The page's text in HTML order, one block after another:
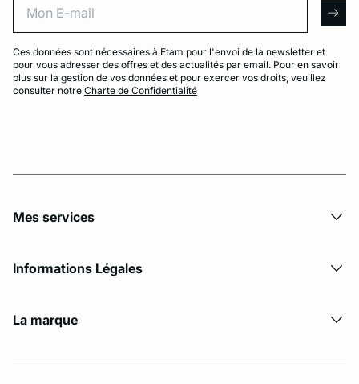
Ces données sont nécessaires à Etam pour l'envoi de la newsletter et
pour vous adresser des offres et des actualités par email. Pour en savoir
plus sur la gestion de vos données et pour exercer vos droits, veuillez
consulter notre Charte de Confidentialité
Mes services
Informations Légales
La marque